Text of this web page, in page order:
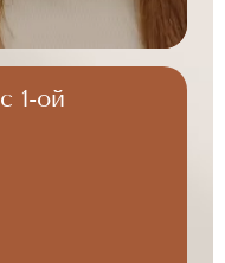
с 1-ой